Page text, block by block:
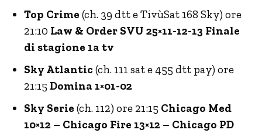
Top Crime (ch. 39 dtt e TivùSat 168 Sky) ore
21:10 Law & Order SVU 25×11-12-13 Finale
di stagione 1a tv
Sky Atlantic (ch. 111 sat e 455 dtt pay) ore
21:15 Domina 1×01-02
Sky Serie (ch. 112) ore 21:15 Chicago Med
10×12 – Chicago Fire 13×12 – Chicago PD